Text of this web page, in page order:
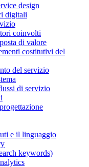
design
digitali
coinvolti
di valore
costitutivi del
del servizio
di servizio
e il linguaggio
keywords)